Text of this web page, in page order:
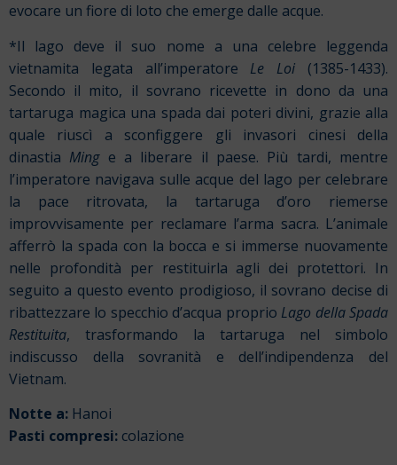
evocare un fiore di loto che emerge dalle acque.
*Il lago deve il suo nome a una celebre leggenda
vietnamita legata all’imperatore Le Loi (1385-1433).
Secondo il mito, il sovrano ricevette in dono da una
tartaruga magica una spada dai poteri divini, grazie alla
quale riuscì a sconfiggere gli invasori cinesi della
dinastia Minge a liberare il paese. Più tardi, mentre
l’imperatore navigava sulle acque del lago per celebrare
la pace ritrovata, la tartaruga d’oro riemerse
improvvisamente per reclamare l’arma sacra. L’animale
afferrò la spada con la bocca e si immerse nuovamente
nelle profondità per restituirla agli dei protettori. In
seguito a questo evento prodigioso, il sovrano decise di
ribattezzare lo specchio d’acqua proprio Lago della Spada
Restituita, trasformando la tartaruga nel simbolo
indiscusso della sovranità e dell’indipendenza del
Vietnam.
Notte a: Hanoi
Pasti compresi: colazione